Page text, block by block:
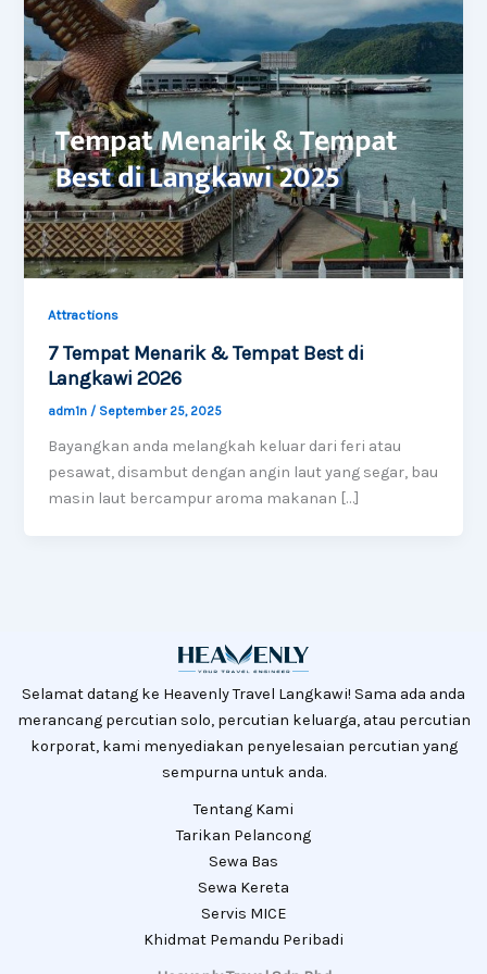
Attractions
7 Tempat Menarik & Tempat Best di
Langkawi 2026
adm1n / September 25, 2025
Bayangkan anda melangkah keluar dari feri atau
pesawat, disambut dengan angin laut yang segar, bau
masin laut bercampur aroma makanan […]
Selamat datang ke Heavenly Travel Langkawi! Sama ada anda
merancang percutian solo, percutian keluarga, atau percutian
korporat, kami menyediakan penyelesaian percutian yang
sempurna untuk anda.
Tentang Kami
Tarikan Pelancong
Sewa Bas
Sewa Kereta
Servis MICE
Khidmat Pemandu Peribadi